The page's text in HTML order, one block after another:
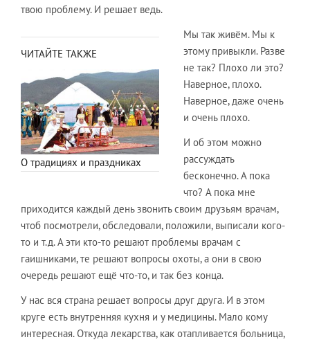
твою проблему. И решает ведь.
ЧИТАЙТЕ ТАКЖЕ
О традициях и праздниках
Мы так живём. Мы к
этому привыкли. Разве
не так? Плохо ли это?
Наверное, плохо.
Наверное, даже очень
и очень плохо.
И об этом можно
рассуждать
бесконечно. А пока
что? А пока мне
приходится каждый день звонить своим друзьям врачам,
чтоб посмотрели, обследовали, положили, выписали кого-
то и т.д. А эти кто-то решают проблемы врачам с
гаишниками, те решают вопросы охоты, а они в свою
очередь решают ещё что-то, и так без конца.
У нас вся страна решает вопросы друг друга. И в этом
круге есть внутренняя кухня и у медицины. Мало кому
интересная. Откуда лекарства, как отапливается больница,